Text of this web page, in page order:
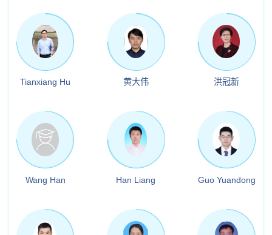
Tianxiang Hu 黄大伟 洪冠新
Wang Han Han Liang Guo Yuandong